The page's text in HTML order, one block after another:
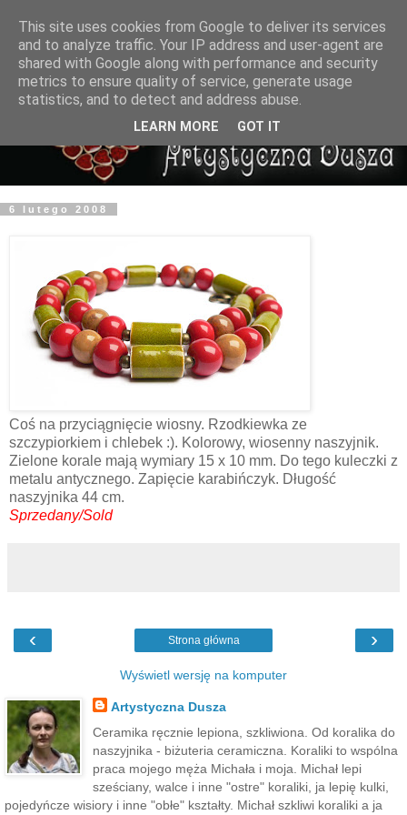
6 lutego 2008
Coś na przyciągnięcie wiosny. Rzodkiewka ze
szczypiorkiem i chlebek :). Kolorowy, wiosenny naszyjnik.
Zielone korale mają wymiary 15 x 10 mm. Do tego kuleczki z
metalu antycznego. Zapięcie karabińczyk. Długość
naszyjnika 44 cm.
Sprzedany/Sold
‹ ›
Strona główna
Wyświetl wersję na komputer
Artystyczna Dusza
Ceramika ręcznie lepiona, szkliwiona. Od koralika do
naszyjnika - biżuteria ceramiczna. Koraliki to wspólna
praca mojego męża Michała i moja. Michał lepi
sześciany, walce i inne "ostre" koraliki, ja lepię kulki,
pojedyńcze wisiory i inne "obłe" kształty. Michał szkliwi koraliki a ja
This site uses cookies from Google to deliver its services
and to analyze traffic. Your IP address and user-agent are
shared with Google along with performance and security
metrics to ensure quality of service, generate usage
statistics, and to detect and address abuse.
LEARN MORE GOT IT